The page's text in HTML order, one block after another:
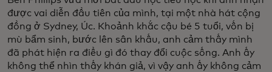
được vai diễn đầu tiên của mình, tại một nhà hát cộng
đồng ở Sydney, Úc. Khoảnh khắc cậu bé 5 tuổi, vốn bị
mù bẩm sinh, bước lên sân khấu, anh cảm thấy mình
đã phát hiện ra điều gì đó thay đổi cuộc sống. Anh ấy
không thể nhìn thấy khán giả, vì vậy anh ấy không cảm